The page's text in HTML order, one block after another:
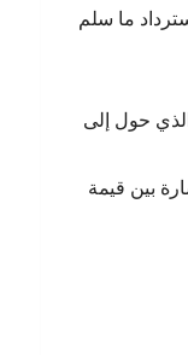
ما سلم
حول إلى
بين قيمة